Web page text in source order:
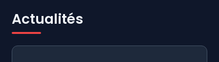
Actualités